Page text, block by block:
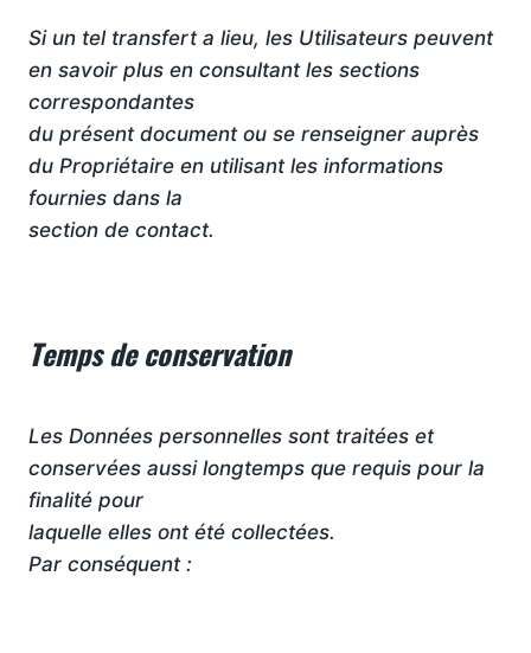
Si un tel transfert a lieu, les Utilisateurs peuvent
en savoir plus en consultant les sections
correspondantes
du présent document ou se renseigner auprès
du Propriétaire en utilisant les informations
fournies dans la
section de contact.
Temps de conservation
Les Données personnelles sont traitées et
conservées aussi longtemps que requis pour la
finalité pour
laquelle elles ont été collectées.
Par conséquent :